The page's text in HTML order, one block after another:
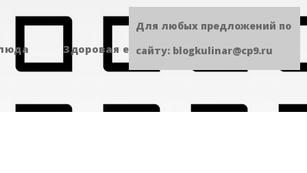
Здоровая еда Сладенькое
Для любых предложений по
сайту: blogkulinar@cp9.ru